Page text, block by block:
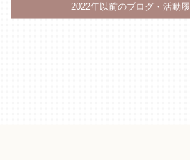
2022年以前のブログ・活動